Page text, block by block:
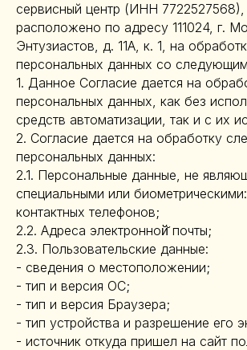
сервисный центр (ИНН 7722527568),
расположено по адресу 111024, г.
Энтузиастов, д. 11А, к. 1, на
персональных данных со
1. Данное Согласие дается на
персональных данных, как без
средств автоматизации, так и с их
2. Согласие дается на обработку
персональных данных:
2.1. Персональные данные, не
специальными или
контактных телефонов;
2.2. Адреса электронной̆ почты;
2.3. Пользовательские данные:
- сведения о местоположении;
- тип и версия ОС;
- тип и версия Браузера;
- тип устройства и разрешение его
- источник откуда пришел на сайт